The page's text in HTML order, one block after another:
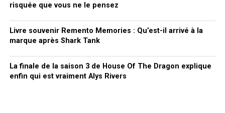
risquée que vous ne le pensez
Livre souvenir Remento Memories : Qu’est-il arrivé à la
marque après Shark Tank
La finale de la saison 3 de House Of The Dragon explique
enfin qui est vraiment Alys Rivers